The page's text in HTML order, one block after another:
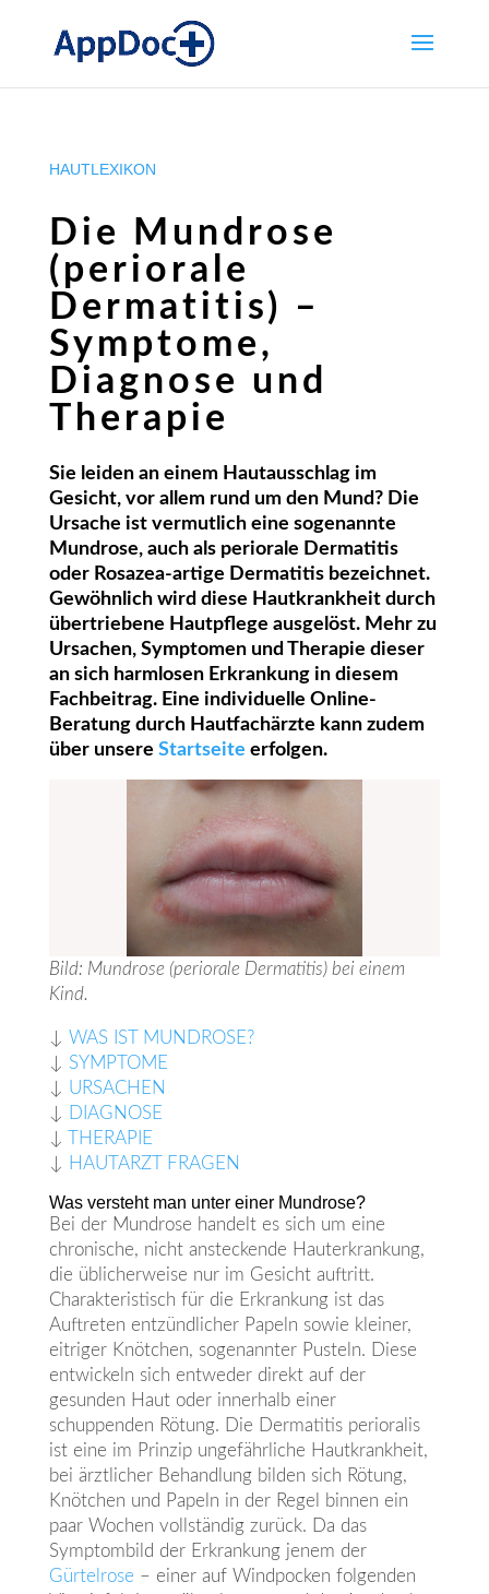
HAUTLEXIKON
Die Mundrose
(periorale
Dermatitis) –
Symptome,
Diagnose und
Therapie
Sie leiden an einem Hautausschlag im
Gesicht, vor allem rund um den Mund? Die
Ursache ist vermutlich eine sogenannte
Mundrose, auch als periorale Dermatitis
oder Rosazea-artige Dermatitis bezeichnet.
Gewöhnlich wird diese Hautkrankheit durch
übertriebene Hautpflege ausgelöst. Mehr zu
Ursachen, Symptomen und Therapie dieser
an sich harmlosen Erkrankung in diesem
Fachbeitrag. Eine individuelle Online-
Beratung durch Hautfachärzte kann zudem
über unsere Startseite erfolgen.
Bild: Mundrose (periorale Dermatitis) bei einem
Kind.
↓ WAS IST MUNDROSE?
↓ SYMPTOME
↓ URSACHEN
↓
DIAGNOSE
↓
THERAPIE
↓ HAUTARZT FRAGEN
Was versteht man unter einer Mundrose?
Bei der Mundrose handelt es sich um eine
chronische, nicht ansteckende Hauterkrankung,
die üblicherweise nur im Gesicht auftritt.
Charakteristisch für die Erkrankung ist das
Auftreten entzündlicher Papeln sowie kleiner,
eitriger Knötchen, sogenannter Pusteln. Diese
entwickeln sich entweder direkt auf der
gesunden Haut oder innerhalb einer
schuppenden Rötung. Die Dermatitis perioralis
ist eine im Prinzip ungefährliche Hautkrankheit,
bei ärztlicher Behandlung bilden sich Rötung,
Knötchen und Papeln in der Regel binnen ein
paar Wochen vollständig zurück. Da das
Symptombild der Erkrankung jenem der
Gürtelrose – einer auf Windpocken folgenden